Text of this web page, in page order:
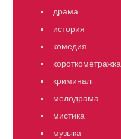
драма
история
комедия
короткометражка
криминал
мелодрама
мистика
музыка